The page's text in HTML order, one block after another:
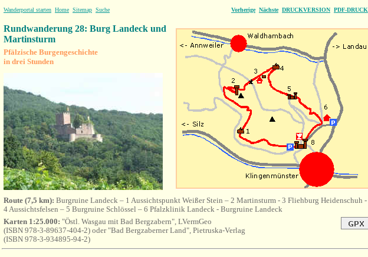
Wanderportal starten Home Sitemap Suche Vorherige Nächste DRUCKVERSION PDF-DRUCK
Rundwanderung 28: Burg Landeck und
Martinsturm
Pfälzische Burgengeschichte
in drei Stunden
Route (7,5 km): Burgruine Landeck – 1 Aussichtspunkt Weißer Stein – 2 Martinsturm - 3 Fliehburg Heidenschuh -
4 Aussichtsfelsen – 5 Burgruine Schlössel – 6 Pfalzklinik Landeck - Burgruine Landeck
Karten 1:25.000: "Östl. Wasgau mit Bad Bergzabern", LVermGeo
(ISBN 978-3-89637-404-2) oder "Bad Bergzaberner Land", Pietruska-Verlag
(ISBN 978-3-934895-94-2)